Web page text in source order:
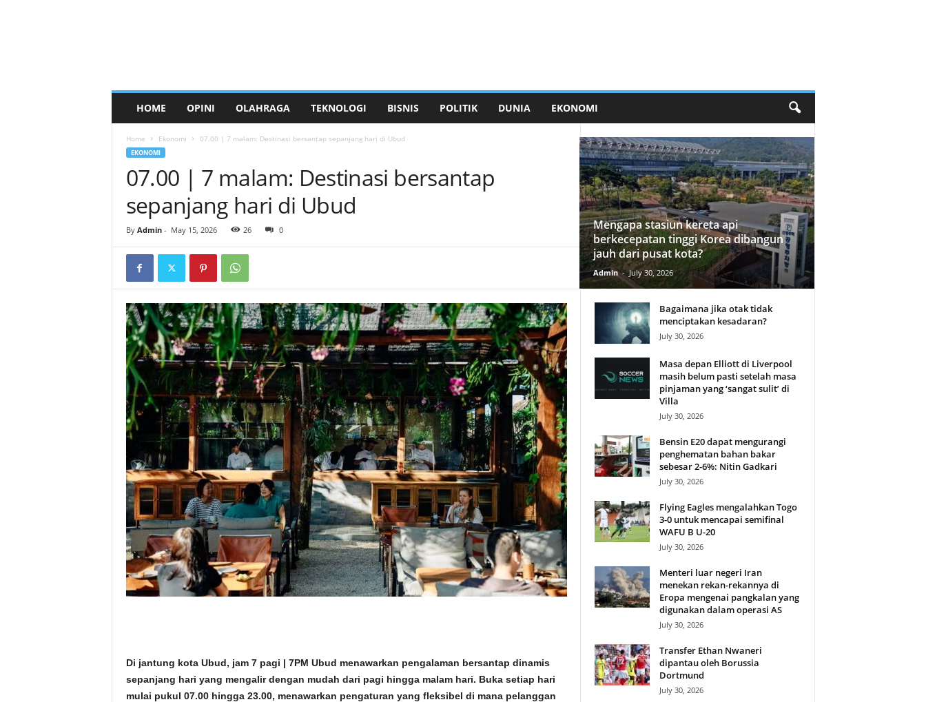
HOME OPINI OLAHRAGA TEKNOLOGI BISNIS POLITIK DUNIA EKONOMI
Home Ekonomi 07.00 | 7 malam: Destinasi bersantap sepanjang hari di Ubud
EKONOMI
07.00 | 7 malam: Destinasi bersantap
sepanjang hari di Ubud
By Admin- May 15, 2026 26 0
Di jantung kota Ubud, jam 7 pagi | 7PM Ubud menawarkan pengalaman bersantap dinamis
sepanjang hari yang mengalir dengan mudah dari pagi hingga malam hari. Buka setiap hari
mulai pukul 07.00 hingga 23.00, menawarkan pengaturan yang fleksibel di mana pelanggan
Mengapa stasiun kereta api
berkecepatan tinggi Korea dibangun
jauh dari pusat kota?
Admin - July 30, 2026
Bagaimana jika otak tidak
menciptakan kesadaran?
July 30, 2026
Masa depan Elliott di Liverpool
masih belum pasti setelah masa
pinjaman yang ‘sangat sulit’ di
Villa
July 30, 2026
Bensin E20 dapat mengurangi
penghematan bahan bakar
sebesar 2-6%: Nitin Gadkari
July 30, 2026
Flying Eagles mengalahkan Togo
3-0 untuk mencapai semifinal
WAFU B U-20
July 30, 2026
Menteri luar negeri Iran
menekan rekan-rekannya di
Eropa mengenai pangkalan yang
digunakan dalam operasi AS
July 30, 2026
Transfer Ethan Nwaneri
dipantau oleh Borussia
Dortmund
July 30, 2026